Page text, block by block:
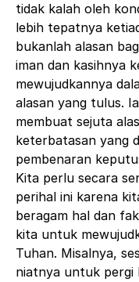
tidak kalah oleh
lebih tepatnya
bukanlah alasan
iman dan kasihnya
mewujudkannya
alasan yang tulus.
membuat sejuta
keterbatasan yang
pembenaran
Kita perlu secara
perihal ini karena
beragam hal dan
kita untuk
Tuhan. Misalnya,
niatnya untuk pergi